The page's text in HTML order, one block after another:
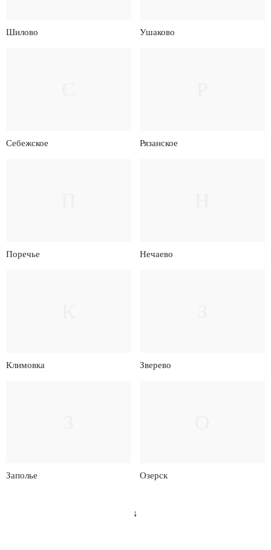
Шилово Ушаково
Себежское Рязанское
Поречье Нечаево
Климовка Зверево
Заполье Озерск
↓